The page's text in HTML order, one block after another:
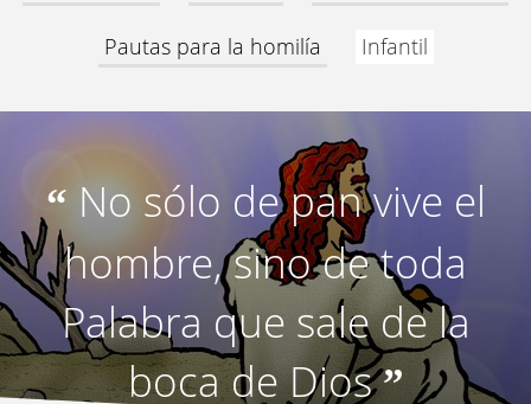
Pautas para la homilía Infantil
“ No sólo de pan vive el
hombre, sino de toda
Palabra que sale de la
boca de Dios”